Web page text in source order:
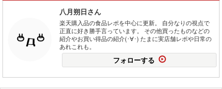
八月朔日さん
楽天購入品の食品レポを中心に更新。 自分なりの視点で
正直に好き勝手言っています。 その他買ったものなどの
紹介やお買い得品の紹介(･∀･) たまに実店舗レポや日常の
あれこれも。
フォローする